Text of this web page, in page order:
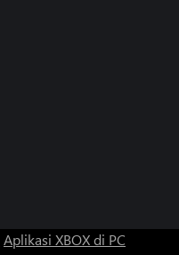
Aplikasi XBOX di PC